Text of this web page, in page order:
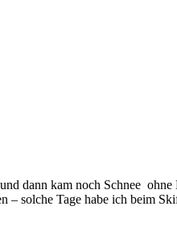
dann kam noch Schnee ohne
– solche Tage habe ich beim